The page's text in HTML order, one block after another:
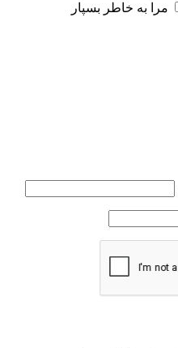
مرا به خاطر بسپار